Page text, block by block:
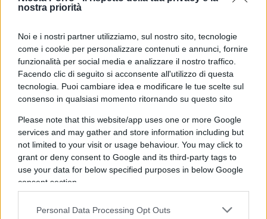
nostra priorità
Noi e i nostri partner utilizziamo, sul nostro sito, tecnologie
come i cookie per personalizzare contenuti e annunci, fornire
funzionalità per social media e analizzare il nostro traffico.
Facendo clic di seguito si acconsente all'utilizzo di questa
tecnologia. Puoi cambiare idea e modificare le tue scelte sul
consenso in qualsiasi momento ritornando su questo sito
Please note that this website/app uses one or more Google
services and may gather and store information including but
not limited to your visit or usage behaviour. You may click to
grant or deny consent to Google and its third-party tags to
use your data for below specified purposes in below Google
consent section.
Personal Data Processing Opt Outs
immobili e per tutti i contribuenti, nei centri con
meno di tremila abitanti: un modo concreto per
favorire la rinascita dei tanti borghi d’Italia
abbandonati
esenzione dall’imposta per gli immobili
commerciali e produttivi sfitti: un atto di giustizia,
In sostanza, l’opposizione politica e parlamentare
italiana (che i sondaggi accreditano come
rappresentante della maggioranza degli elettori)
indica quale unicaproposta fiscaledi tipo
strutturale una decisa attenuazione del peso